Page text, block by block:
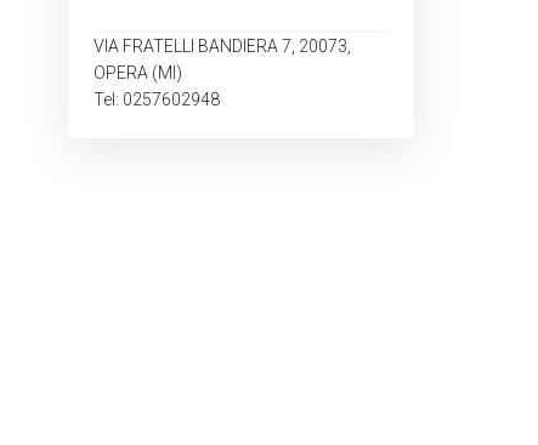
VIA FRATELLI BANDIERA 7, 20073,
OPERA (MI)
Tel: 0257602948